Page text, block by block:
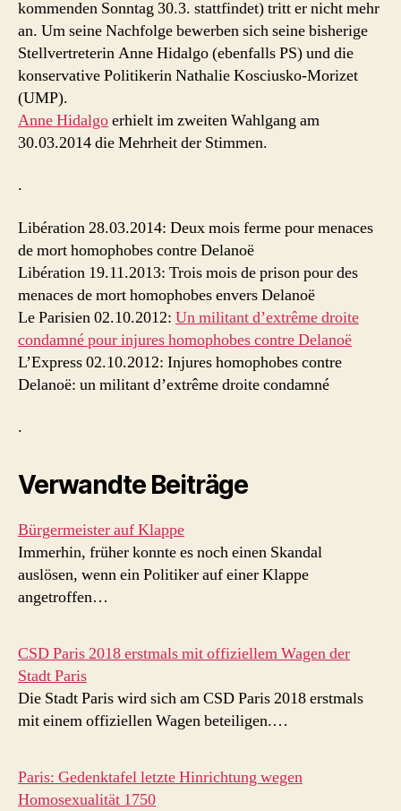
kommenden Sonntag 30.3. stattfindet) tritt er nicht mehr
an. Um seine Nachfolge bewerben sich seine bisherige
Stellvertreterin Anne Hidalgo (ebenfalls PS) und die
konservative Politikerin Nathalie Kosciusko-Morizet
(UMP).
Anne Hidalgoerhielt im zweiten Wahlgang am
30.03.2014 die Mehrheit der Stimmen.
.
Libération 28.03.2014: Deux mois ferme pour menaces
de mort homophobes contre Delanoë
Libération 19.11.2013: Trois mois de prison pour des
menaces de mort homophobes envers Delanoë
Le Parisien 02.10.2012: Un militant d’extrême droite
condamné pour injures homophobes contre Delanoë
L’Express 02.10.2012: Injures homophobes contre
Delanoë: un militant d’extrême droite condamné
.
Verwandte Beiträge
Bürgermeister auf Klappe
Immerhin, früher konnte es noch einen Skandal
auslösen, wenn ein Politiker auf einer Klappe
angetroffen…
CSD Paris 2018 erstmals mit offiziellem Wagen der
Stadt Paris
Die Stadt Paris wird sich am CSD Paris 2018 erstmals
mit einem offiziellen Wagen beteiligen.…
Paris: Gedenktafel letzte Hinrichtung wegen
Homosexualität 1750